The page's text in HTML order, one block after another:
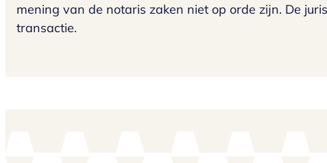
mening van de notaris zaken niet op orde zijn. De
transactie.